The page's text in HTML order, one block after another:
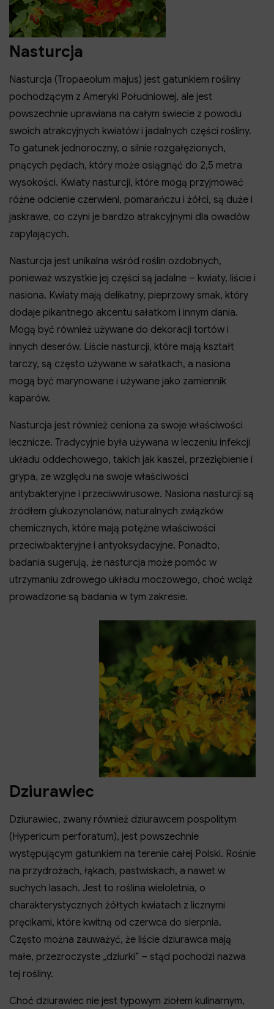
Nasturcja
Nasturcja (Tropaeolum majus) jest gatunkiem rośliny
pochodzącym z Ameryki Południowej, ale jest
powszechnie uprawiana na całym świecie z powodu
swoich atrakcyjnych kwiatów i jadalnych części rośliny.
To gatunek jednoroczny, o silnie rozgałęzionych,
pnących pędach, który może osiągnąć do 2,5 metra
wysokości. Kwiaty nasturcji, które mogą przyjmować
różne odcienie czerwieni, pomarańczu i żółci, są duże i
jaskrawe, co czyni je bardzo atrakcyjnymi dla owadów
zapylających.
Nasturcja jest unikalna wśród roślin ozdobnych,
ponieważ wszystkie jej części są jadalne – kwiaty, liście i
nasiona. Kwiaty mają delikatny, pieprzowy smak, który
dodaje pikantnego akcentu sałatkom i innym dania.
Mogą być również używane do dekoracji tortów i
innych deserów. Liście nasturcji, które mają kształt
tarczy, są często używane w sałatkach, a nasiona
mogą być marynowane i używane jako zamiennik
kaparów.
Nasturcja jest również ceniona za swoje właściwości
lecznicze. Tradycyjnie była używana w leczeniu infekcji
układu oddechowego, takich jak kaszel, przeziębienie i
grypa, ze względu na swoje właściwości
antybakteryjne i przeciwwirusowe. Nasiona nasturcji są
źródłem glukozynolanów, naturalnych związków
chemicznych, które mają potężne właściwości
przeciwbakteryjne i antyoksydacyjne. Ponadto,
badania sugerują, że nasturcja może pomóc w
utrzymaniu zdrowego układu moczowego, choć wciąż
prowadzone są badania w tym zakresie.
Dziurawiec
Dziurawiec, zwany również dziurawcem pospolitym
(Hypericum perforatum), jest powszechnie
występującym gatunkiem na terenie całej Polski. Rośnie
na przydrożach, łąkach, pastwiskach, a nawet w
suchych lasach. Jest to roślina wieloletnia, o
charakterystycznych żółtych kwiatach z licznymi
pręcikami, które kwitną od czerwca do sierpnia.
Często można zauważyć, że liście dziurawca mają
małe, przezroczyste „dziurki” – stąd pochodzi nazwa
tej rośliny.
Choć dziurawiec nie jest typowym ziołem kulinarnym,